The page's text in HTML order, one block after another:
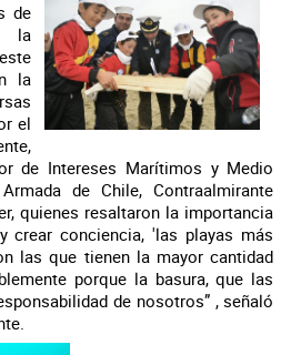
de
la
la
el
de Intereses Marítimos y Medio
de Chile, Contraalmirante
quienes resaltaron la importancia
crear conciencia, 'las playas más
las que tienen la mayor cantidad
porque la basura, que las
de nosotros” , señaló